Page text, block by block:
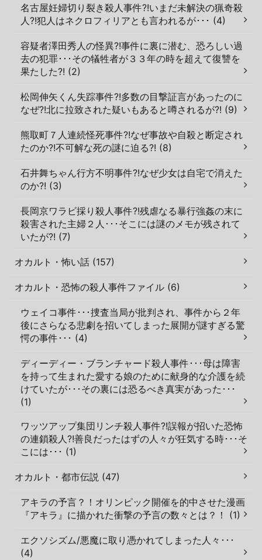
名古屋妊婦切り裂き殺人事件?!いまだ未解決の猟奇殺
人?!犯人はネクロフィリアとも言われるが･･･ (4)
容疑者澤田秀人の怪異?!事件に裏に潜む、恐ろしい過
去の犯罪･･･その犠牲者が３３年の時を超えて復讐を
果たした?! (2)
松岡伸矢くん失踪事件?!多数の目撃証言があったのに
なぜ?!北に拉致された疑いもあると噂されるが?! (9)
熊取町７人連続怪死事件?!なぜ事故や自殺と断定され
たのか?!不可解な死の謎に迫る?! (8)
石井舞ちゃん行方不明事件?!なぜ少女は自宅で消えた
のか?! (3)
長岡京ワラビ採り殺人事件?!残虐なる暴行強姦の末に
殺害された主婦２人･･･そこには謎のメモが残されて
いたが?! (7)
オカルト・怖い話 (157)
オカルト・恐怖の殺人事件ファイル (6)
ウェイコ事件･･･捜査当局が批判され、事件から２年
後にさらなる悲劇を招いてしまった展開が謎すぎる驚
愕の事件･･･ (4)
ディーディー・ブランチャード殺人事件･･･母は障害
を持って生まれた愛する娘のために献身的な介護を続
けていたが･･･その裏には恐るべき真実があった･･･
(1)
ワッツアップ集団リンチ殺人事件?!誤報が招いた恐怖
の連鎖殺人?!善良だったはずの人々が狂気する時･･･そ
こには･･･ (1)
オカルト・都市伝説 (47)
アキラの予言？！オリンピック開催を的中させた漫画
『アキラ』に描かれた衝撃の予言の数々とは？！ (1)
エクソシズム/悪魔に取り憑かれてしまった人々･･･
(4)